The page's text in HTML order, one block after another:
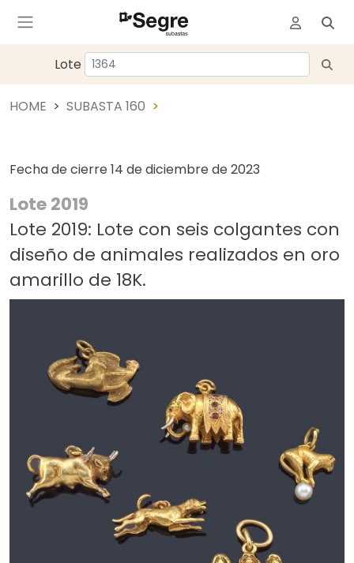
Lote
HOME SUBASTA 160
Fecha de cierre 14 de diciembre de 2023
Lote 2019
Lote 2019: Lote con seis colgantes con
diseño de animales realizados en oro
amarillo de 18K.